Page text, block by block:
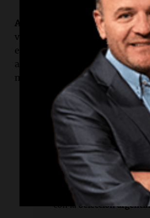
Argentina ya está en los
vez dentro de algunos años los
en la memoria. Lo que no se va
aparecerá el capitán de la
más gloriosa del fútbol
Lectura rápida
¿De quién se habla en el
trayectoria en el fútbol.
¿Qué logro importante
con la Selección